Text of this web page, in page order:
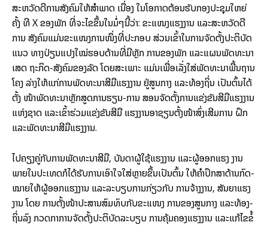
ສະ­ຫວັດ­ດີ​ການ​ສັງ­ຄົມ​ໃຫ້​ສຳ­ພາດ ເນື່ອງ ໃນ​ໂອ­ກາດ​ຕ້ອນ­ຮັບ​ກອງ​ປະ­ຊຸມ​ໃຫຍ່
ຄັ້ງ ທີ X ຂອງ​ພັກ ທີ່​ຈະ​ໄຂ​ຂຶ້ນ​ໃນ​ມໍ່ໆ​ນີ້​ວ່າ: ຂະ­ແໜງ​ແຮງ​ງານ ແລະ​ສະ­ຫວັດ­ດີ​
ການ ສັງ­ຄົມ​ແມ່ນ​ຂະ­ແໜງ­ການ​ໜຶ່ງ​ທີ່​ປະ­ກອບ ສ່ວນ​ເຂົ້າ​ໃນ​ການ­ຈັດ­ຕັ້ງ​ປະ­ຕິ­ບັດ​
ແນວ ທາງ​ປ່ຽນ­ແປງ​ໃໝ່​ຮອບ­ດ້ານ​ທີ່​ມີ​ຫຼັກ ການ​ຂອງ​ພັກ ແລະ​ແຜນ​ພັດ­ທະ­ນາ​
ເສດ ຖະ​ກິດ-ສັງ­ຄົມ​ຂອງ​ລັດ ໂດຍ​ສະ­ເພາະ ແມ່ນ​ເພື່ອ​ເລັ່ງ​ໃສ່​ພັດ­ທະ­ນາ​ພື້ນ­ຖານ​
ໂຄງ ລ່າງ​ໃຫ້​ແກ່​ການ​ພັດ­ທະ­ນາ​ສີ­ມື​ແຮງ​ງານ ຢູ່​ສູນ​ກາງ ແລະ​ທ້ອງ­ຖິ່ນ ເປັນ­ຕົ້ນ​ໄດ້​
ຕັ້ງ ໜ້າ​ພັດ­ທະ­ນາ​ຫຼັກ­ສູດ​ການ​ຮຽນ-ການ ສອນ​ຈັດ​ຕັ້ງ​ການ​ແຂ່ງ­ຂັນ​ສີ­ມື​ແຮງ​ງານ
ແຫ່ງ​ຊາດ ແລະ​ເຂົ້າ​ຮ່ວມ​ແຂ່ງ­ຂັນ​ສີ­ມື ແຮງ​ງານ​ອາ​ຊຽນ​ຕັ້ງ­ໜ້າ​ສົ່ງ­ເສີມ​ການ ຝຶກ
ແລະ​ພັດ­ທະ­ນາ​ສີ­ມື​ແຮງ​ງານ.
ໄປ​ຄຽງ​ຄູ່​ກັບ​ການ​ພັດ­ທະ­ນາ​ສີ­ມື, ບັນ­ດາ​ຜູ້​ໃຊ້​ແຮງ​ງານ ແລະ​ຜູ້​ອອກ­ແຮງ ງານ​
ພາຍ​ໃນ​ປະ­ເທດກໍ​ໄດ້​ຮັບ​ການ​ເອົາ­ໃຈ­ໃສ່​ຫຼາຍ​ຂຶ້ນ​ເປັນ­ຕົ້ນ ໃຫ້​ຄຳ​ປຶກ­ສາ​ດ້ານ​ກົດ­
ໝາຍ​ໃຫ້​ຜູ້​ອອກແຮງ​ງານ ແລະ​ລະ­ບຽບ​ການ​ກ່ຽວ​ກັບ ການ​ຈ້າງ​ງານ, ສັນ­ຍາ​ແຮງ​
ງານ ໂດຍ ການ​ຕັ້ງ­ໜ້າ​ປະ­ສານ​ສົມ­ທົບ​ກັບ​ຂະ­ແໜງ ການ​ຂອງ​ສູນ​ກາງ ແລະ​ທ້ອງ­
ຖິ່ນ​ລົງ ກວດ­ກາ​ການ­ຈັດ­ຕັ້ງ​ປະ­ຕິ­ບັດ​ລະ­ບຽບ ການ​ຄຸ້ມ​ຄອງ​ແຮງ​ງານ ແລະ​ແກ້​ໄຂ​ຂໍ້